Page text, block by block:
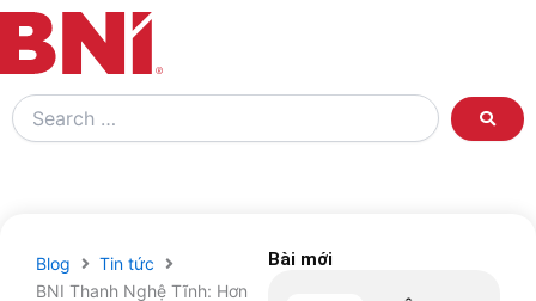
Search
…
Blog
Tin tức
BNI Thanh Nghệ Tĩnh: Hơn
Bài mới